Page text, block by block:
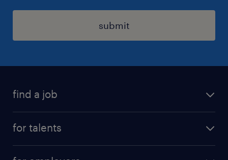
submit
find a job
for talents